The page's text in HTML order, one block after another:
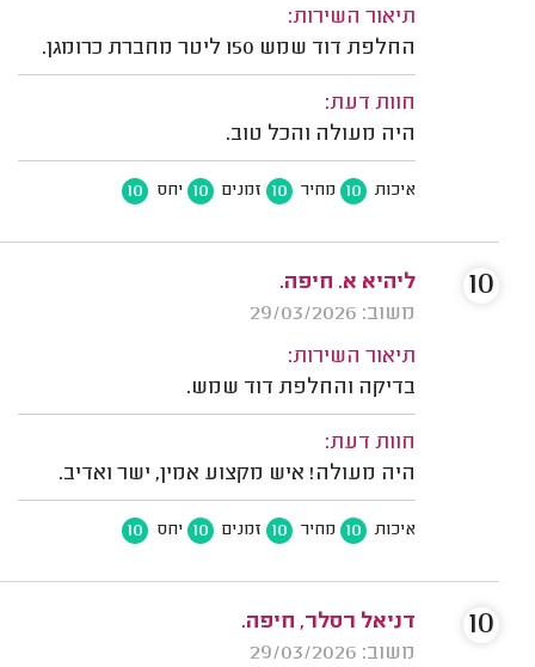
תיאור השירות:
החלפת דוד שמש 150 ליטר מחברת כרומגן.
חוות דעת:
היה מעולה והכל טוב.
איכות 10 מחיר 10 זמנים 10 יחס 10
ליהיא א. חיפה.
משוב: 29/03/2026
תיאור השירות:
בדיקה והחלפת דוד שמש.
חוות דעת:
היה מעולה! איש מקצוע אמין, ישר ואדיב.
איכות 10 מחיר 10 זמנים 10 יחס 10
10
דניאל רסלר, חיפה.
משוב: 29/03/2026
10